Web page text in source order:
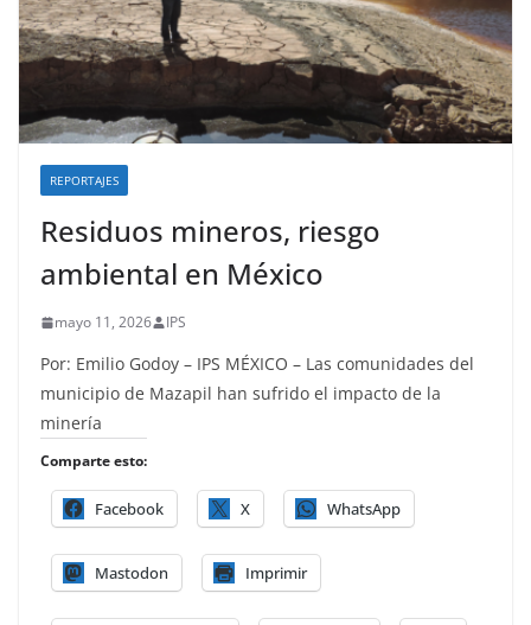
REPORTAJES
Residuos mineros, riesgo
ambiental en México
mayo 11, 2026 IPS
Por: Emilio Godoy – IPS MÉXICO – Las comunidades del
municipio de Mazapil han sufrido el impacto de la
minería
Comparte esto:
Facebook X WhatsApp
Mastodon Imprimir